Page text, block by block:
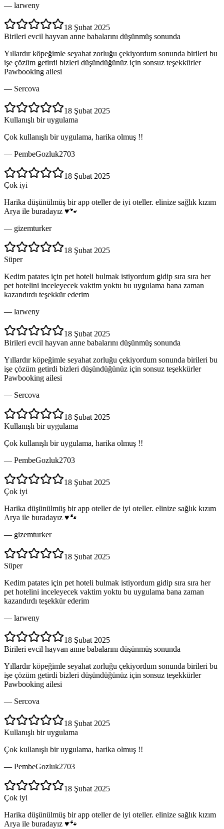
— larweny
18 Şubat 2025
Birileri evcil hayvan anne babalarını düşünmüş sonunda
Yıllardır köpeğimle seyahat zorluğu çekiyordum sonunda birileri bu
işe çözüm getirdi bizleri düşündüğünüz için sonsuz teşekkürler
Pawbooking ailesi
— Sercova
18 Şubat 2025
Kullanışlı bir uygulama
Çok kullanışlı bir uygulama, harika olmuş !!
— PembeGozluk2703
18 Şubat 2025
Çok iyi
Harika düşünülmüş bir app oteller de iyi oteller. elinize sağlık kızım
Arya ile buradayız ♥️🐾
— gizemturker
18 Şubat 2025
Süper
Kedim patates için pet hoteli bulmak istiyordum gidip sıra sıra her
pet hotelini inceleyecek vaktim yoktu bu uygulama bana zaman
kazandırdı teşekkür ederim
— larweny
18 Şubat 2025
Birileri evcil hayvan anne babalarını düşünmüş sonunda
Yıllardır köpeğimle seyahat zorluğu çekiyordum sonunda birileri bu
işe çözüm getirdi bizleri düşündüğünüz için sonsuz teşekkürler
Pawbooking ailesi
— Sercova
18 Şubat 2025
Kullanışlı bir uygulama
Çok kullanışlı bir uygulama, harika olmuş !!
— PembeGozluk2703
18 Şubat 2025
Çok iyi
Harika düşünülmüş bir app oteller de iyi oteller. elinize sağlık kızım
Arya ile buradayız ♥️🐾
— gizemturker
18 Şubat 2025
Süper
Kedim patates için pet hoteli bulmak istiyordum gidip sıra sıra her
pet hotelini inceleyecek vaktim yoktu bu uygulama bana zaman
kazandırdı teşekkür ederim
— larweny
18 Şubat 2025
Birileri evcil hayvan anne babalarını düşünmüş sonunda
Yıllardır köpeğimle seyahat zorluğu çekiyordum sonunda birileri bu
işe çözüm getirdi bizleri düşündüğünüz için sonsuz teşekkürler
Pawbooking ailesi
— Sercova
18 Şubat 2025
Kullanışlı bir uygulama
Çok kullanışlı bir uygulama, harika olmuş !!
— PembeGozluk2703
18 Şubat 2025
Çok iyi
Harika düşünülmüş bir app oteller de iyi oteller. elinize sağlık kızım
Arya ile buradayız ♥️🐾